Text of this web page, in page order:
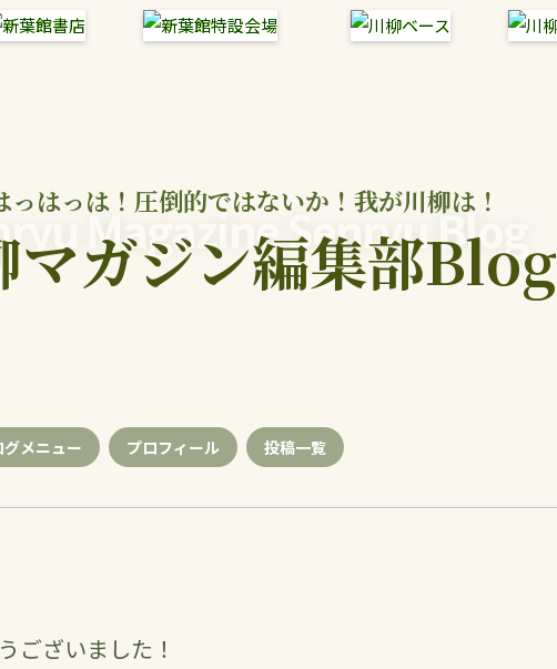
っはっは！圧倒的ではないか！我が川柳は！
Magazine Senryu Blog
マガジン編集部Blog
メニュー プロフィール 投稿一覧
ございました！